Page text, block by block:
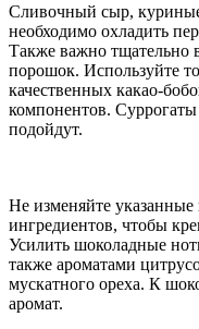
Сливочный сыр,
необходимо охладить
Также важно тщательно
порошок. Используйте
качественных какао-
компонентов.
подойдут.
Не изменяйте
ингредиентов, чтобы
Усилить шоколадные
также ароматами
мускатного ореха. К
аромат.